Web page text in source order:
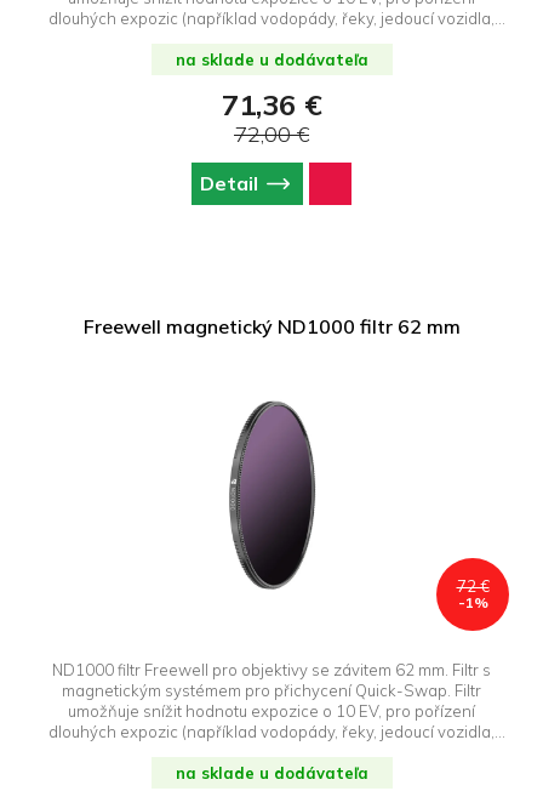
dlouhých expozic (například vodopády, řeky, jedoucí vozidla,
na sklade u dodávateľa
71,36 €
72,00 €
Detail
Freewell magnetický ND1000 filtr 62 mm
72 €
-1%
ND1000 filtr Freewell pro objektivy se závitem 62 mm. Filtr s
magnetickým systémem pro přichycení Quick-Swap. Filtr
umožňuje snížit hodnotu expozice o 10 EV, pro pořízení
dlouhých expozic (například vodopády, řeky, jedoucí vozidla,
na sklade u dodávateľa